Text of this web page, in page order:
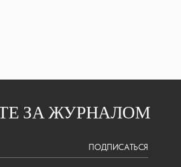
ЗА ЖУРНАЛОМ
ПОДПИСАТЬСЯ